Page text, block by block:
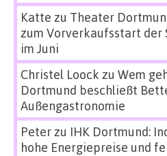
Katte zu Theater
zum Vorverkaufsstart der
im Juni
Christel Loock zu Wem
Dortmund beschließt
Außengastronomie
Peterzu IHK Dortmund:
hohe Energiepreise und